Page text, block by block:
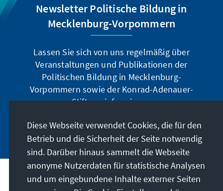
Newsletter Politische Bildung in
Mecklenburg-Vorpommern
Lassen Sie sich von uns regelmäßig über
Veranstaltungen und Publikationen der
Politischen Bildung in Mecklenburg-
Vorpommern sowie der Konrad-Adenauer-
Stiftung informieren.
Jetzt abonnieren
Anschrift
Diese Webseite verwendet Cookies, die für den
Betrieb und die Sicherheit der Seite notwendig
sind. Darüber hinaus sammelt die Webseite
anonyme Nutzerdaten für statistische Analysen
und um eingebundene Inhalte externer Seiten